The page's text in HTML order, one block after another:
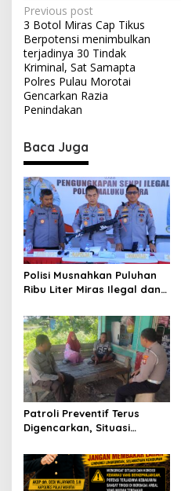
P
o
s
t
n
v
i
g
a
t
i
o
n
Previous post
3 Botol Miras Cap Tikus
Berpotensi menimbulkan
terjadinya 30 Tindak
Kriminal, Sat Samapta
Polres Pulau Morotai
Gencarkan Razia
Penindakan
Baca Juga
Polisi Musnahkan Puluhan
Ribu Liter Miras Ilegal dan
Peredaran Senjata Api
Lintas Negara
Patroli Preventif Terus
Digencarkan, Situasi
Morotai Tetap Aman dan
Kondusif